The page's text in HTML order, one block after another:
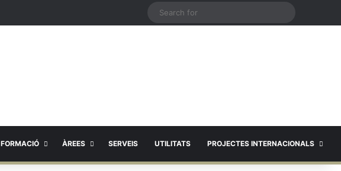
FORMACIÓ ÀREES SERVEIS UTILITATS PROJECTES INTERNACIONALS